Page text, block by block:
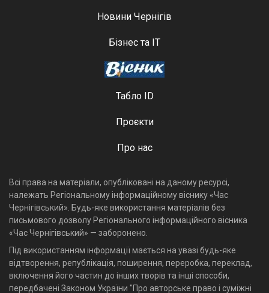
Новини Чернігів
Бізнес та ІТ
Табло ID
Проєкти
Про нас
Всі права на матеріали, опубліковані на даному ресурсі,
належать Регіональному інформаційному віснику «Час
Чернігівський». Будь-яке використання матеріалів без
письмового дозволу Регіонального інформаційного вісника
«Час Чернігівський» — заборонено.
Під використанням інформації мається на увазі будь-яке
відтворення, републікація, поширення, переробка, переклад,
включення його частин до інших творів та інші способи,
передбачені Законом України "Про авторське право і суміжні